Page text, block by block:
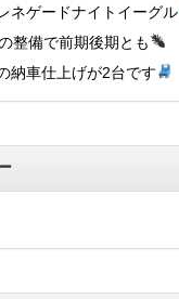
ネゲードナイトイーグル
整備で前期後期とも
納車仕上げが2台です